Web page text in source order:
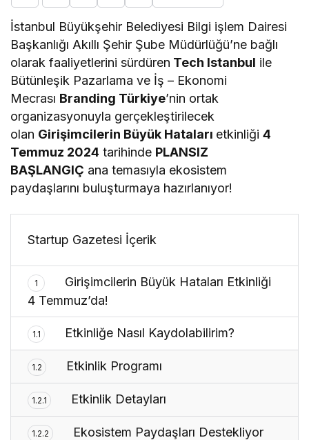
İstanbul Büyükşehir Belediyesi Bilgi işlem Dairesi
Başkanlığı Akıllı Şehir Şube Müdürlüğü’ne bağlı
olarak faaliyetlerini sürdüren Tech Istanbul ile
Bütünleşik Pazarlama ve İş – Ekonomi
Mecrası Branding Türkiye’nin ortak
organizasyonuyla gerçekleştirilecek
olan Girişimcilerin Büyük Hataları etkinliği4
Temmuz 2024 tarihinde PLANSIZ
BAŞLANGIÇ ana temasıyla ekosistem
paydaşlarını buluşturmaya hazırlanıyor!
Startup Gazetesi İçerik
1
Girişimcilerin Büyük Hataları Etkinliği
4 Temmuz’da!
1.1 Etkinliğe Nasıl Kaydolabilirim?
1.2 Etkinlik Programı
1.2.1 Etkinlik Detayları
1.2.2 Ekosistem Paydaşları Destekliyor